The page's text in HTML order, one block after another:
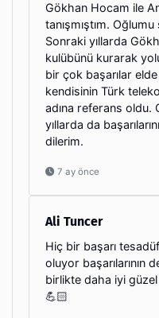
Gökhan Hocam ile
tanışmıştım.
Sonraki yıllarda
kulübünü kurarak
bir çok başarılar
kendisinin Türk
adına referans
yıllarda da
dilerim.
7 ay önce
Ali Tuncer
Hiç bir başarı
oluyor başarılarının
birlikte daha iyi
💪🏻